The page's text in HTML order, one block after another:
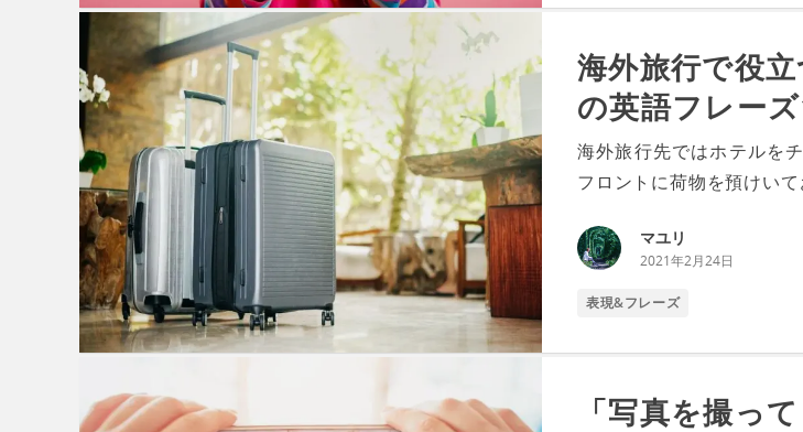
海外旅行で役
の英語フレー
海外旅行先ではホテルを
フロントに荷物を預けい
マユリ
2021年2月24日
表現&フレーズ
「写真を撮っ